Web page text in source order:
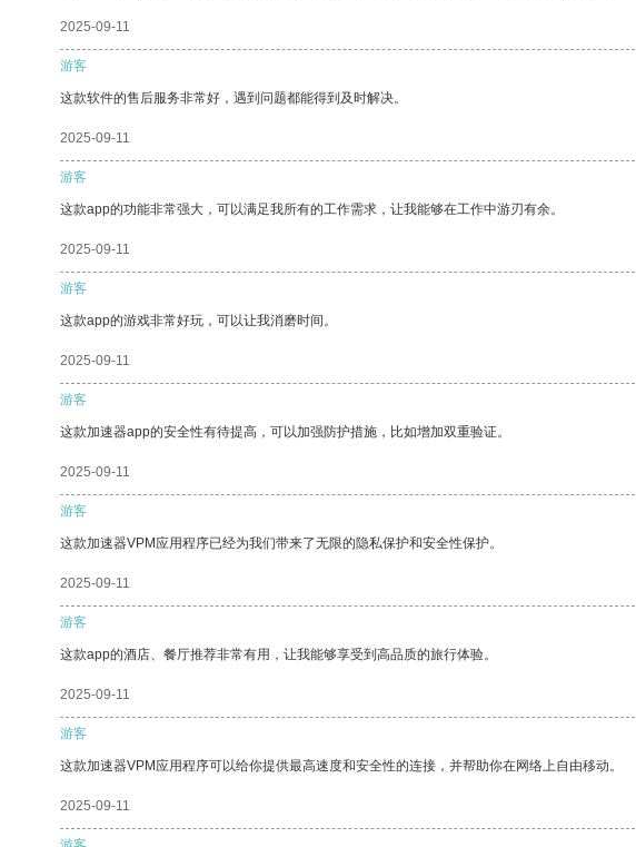
2025-09-11
游客
这款软件的售后服务非常好，遇到问题都能得到及时解决。
2025-09-11
游客
这款app的功能非常强大，可以满足我所有的工作需求，让我能够在工作中游刃有余。
2025-09-11
游客
这款app的游戏非常好玩，可以让我消磨时间。
2025-09-11
游客
这款加速器app的安全性有待提高，可以加强防护措施，比如增加双重验证。
2025-09-11
游客
这款加速器VPM应用程序已经为我们带来了无限的隐私保护和安全性保护。
2025-09-11
游客
这款app的酒店、餐厅推荐非常有用，让我能够享受到高品质的旅行体验。
2025-09-11
游客
这款加速器VPM应用程序可以给你提供最高速度和安全性的连接，并帮助你在网络上自由移动。
2025-09-11